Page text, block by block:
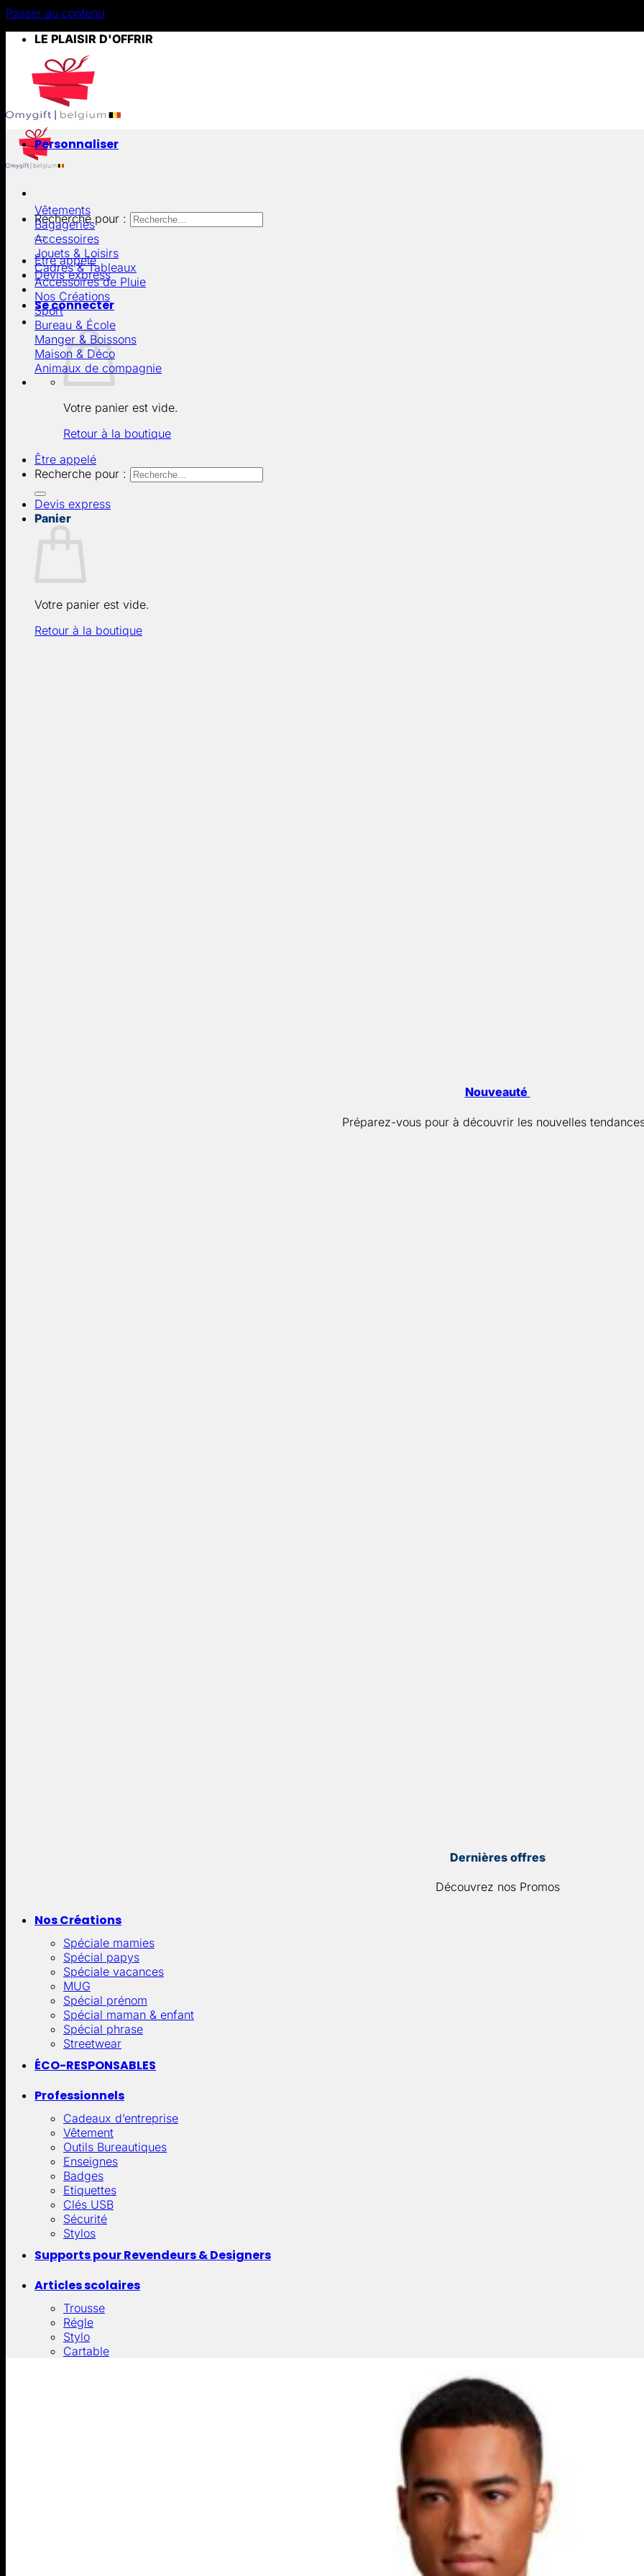
Passer au contenu
LE PLAISIR D'OFFRIR
Recherche pour :
Être appelé
Devis express
Se connecter
Votre panier est vide.
Retour à la boutique
Être appelé
Recherche pour :
Devis express
Panier
Votre panier est vide.
Retour à la boutique
Personnaliser
Vêtements
Bagageries
Accessoires
Jouets & Loisirs
Cadres & Tableaux
Accessoires de Pluie
Nos Créations
Sport
Bureau & École
Manger & Boissons
Maison & Déco
Animaux de compagnie
Nouveauté
Préparez-vous pour à découvrir les nouvelles
Dernières offres
Découvrez nos Promos
Nos Créations
Spéciale mamies
Spécial papys
Spéciale vacances
MUG
Spécial prénom
Spécial maman & enfant
Spécial phrase
Streetwear
ÉCO-RESPONSABLES
Professionnels
Cadeaux d’entreprise
Vêtement
Outils Bureautiques
Enseignes
Badges
Etiquettes
Clés USB
Sécurité
Stylos
Supports pour Revendeurs & Designers
Articles scolaires
Trousse
Régle
Stylo
Cartable